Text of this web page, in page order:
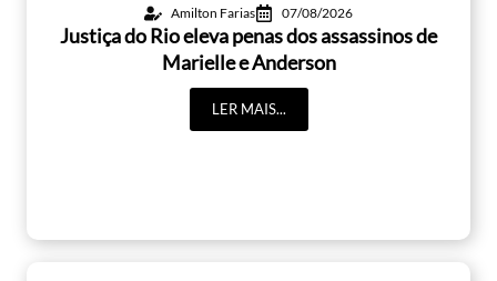
Amilton Farias 07/08/2026
Justiça do Rio eleva penas dos assassinos de
Marielle e Anderson
LER MAIS...